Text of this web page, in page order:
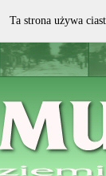
Ta strona używa